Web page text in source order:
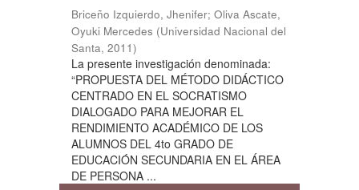
Briceño Izquierdo, Jhenifer; Oliva Ascate,
Oyuki Mercedes (Universidad Nacional del
Santa, 2011)
La presente investigación denominada:
“PROPUESTA DEL MÉTODO DIDÁCTICO
CENTRADO EN EL SOCRATISMO
DIALOGADO PARA MEJORAR EL
RENDIMIENTO ACADÉMICO DE LOS
ALUMNOS DEL 4to GRADO DE
EDUCACIÓN SECUNDARIA EN EL ÁREA
DE PERSONA ...